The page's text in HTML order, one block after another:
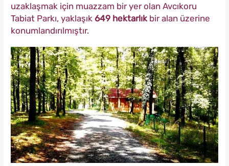
uzaklaşmak için muazzam bir yer olan Avcıkoru
Tabiat Parkı, yaklaşık 649 hektarlıkbir alan üzerine
konumlandırılmıştır.